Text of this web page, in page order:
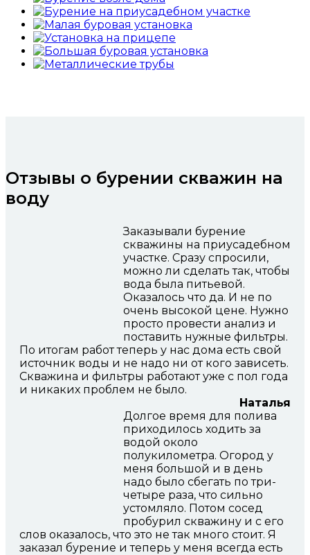
Отзывы о бурении скважин на
воду
Заказывали бурение
скважины на приусадебном
участке. Сразу спросили,
можно ли сделать так, чтобы
вода была питьевой.
Оказалось что да. И не по
очень высокой цене. Нужно
просто провести анализ и
поставить нужные фильтры.
По итогам работ теперь у нас дома есть свой
источник воды и не надо ни от кого зависеть.
Скважина и фильтры работают уже с пол года
и никаких проблем не было.
Наталья
Долгое время для полива
приходилось ходить за
водой около
полукилометра. Огород у
меня большой и в день
надо было сбегать по три-
четыре раза, что сильно
устомляло. Потом сосед
пробурил скважину и с его
слов оказалось, что это не так много стоит. Я
заказал бурение и теперь у меня всегда есть